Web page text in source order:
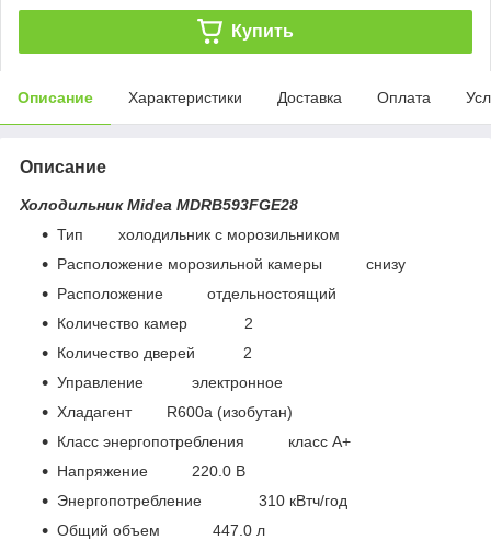
Купить
Описание Характеристики Доставка Оплата
Описание
Холодильник Midea MDRB593FGE28
Тип холодильник с морозильником
Расположение морозильной камеры снизу
Расположение отдельностоящий
Количество камер 2
Количество дверей 2
Управление электронное
Хладагент R600a (изобутан)
Класс энергопотребления класс A+
Напряжение 220.0 В
Энергопотребление 310 кВтч/год
Общий объем 447.0 л